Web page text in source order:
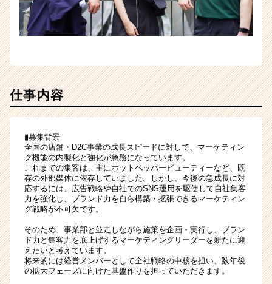
仕事内容
▮募集背景
全国の店舗・D2C事業の成長スピードに対して、マーケティン
グ機能の内製化と強化が急務になっています。
これまでの集客は、主にホットペッパービューティーなど、既
存の外部媒体に依存していました。しかし、今後の急成長に対
応するには、広告戦略や自社でのSNS運用を駆使して自社集客
力を強化し、ブランド力を自ら構築・拡張できるマーケティン
グ戦略が不可欠です。
そのため、事業部と並走しながら施策を企画・実行し、ブラン
ド力と集客力を底上げするマーケティングリーダーを新たに迎
えたいと考えています。
将来的には経営メンバーとして全社戦略の中核を担い、数年後
の拡大フェーズに向けた基盤作りを担っていただきます。